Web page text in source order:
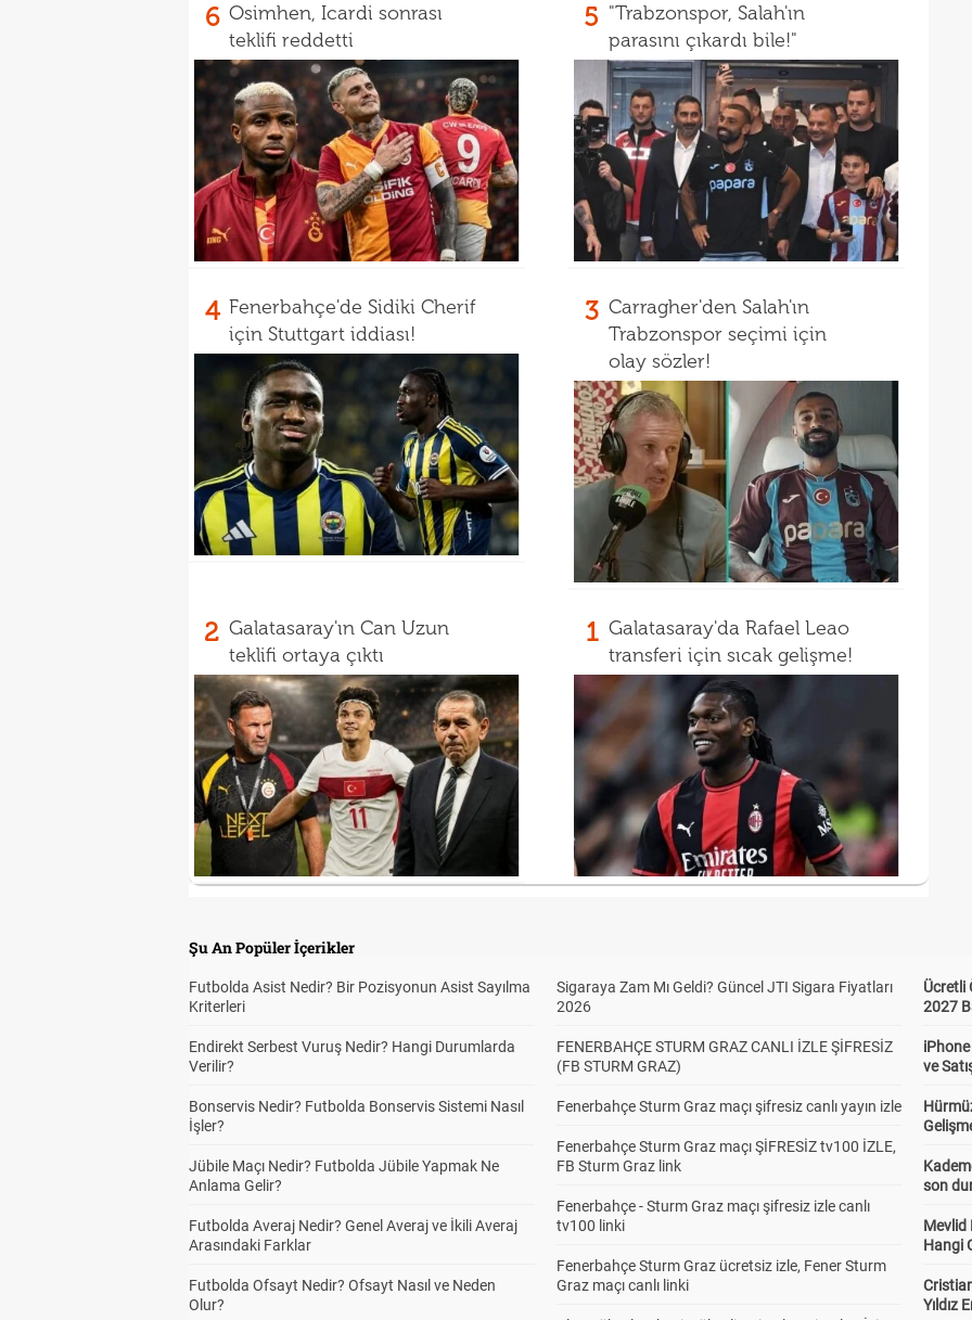
6 Osimhen, Icardi sonrası
teklifi reddetti
5 "Trabzonspor, Salah'ın
parasını çıkardı bile!"
4 Fenerbahçe'de Sidiki Cherif
için Stuttgart iddiası!
3 Carragher'den Salah'ın
Trabzonspor seçimi için
olay sözler!
2 Galatasaray'ın Can Uzun
teklifi ortaya çıktı
1 Galatasaray'da Rafael Leao
transferi için sıcak gelişme!
Şu An Popüler İçerikler
Futbolda Asist Nedir? Bir Pozisyonun Asist Sayılma
Kriterleri
Endirekt Serbest Vuruş Nedir? Hangi Durumlarda
Verilir?
Bonservis Nedir? Futbolda Bonservis Sistemi Nasıl
İşler?
Jübile Maçı Nedir? Futbolda Jübile Yapmak Ne
Anlama Gelir?
Futbolda Averaj Nedir? Genel Averaj ve İkili Averaj
Arasındaki Farklar
Futbolda Ofsayt Nedir? Ofsayt Nasıl ve Neden
Olur?
Sigaraya Zam Mı Geldi? Güncel JTI Sigara Fiyatları
2026
FENERBAHÇE STURM GRAZ CANLI İZLE ŞİFRESİZ
(FB STURM GRAZ)
Fenerbahçe Sturm Graz maçı şifresiz canlı yayın izle
Fenerbahçe Sturm Graz maçı ŞİFRESİZ tv100 İZLE,
FB Sturm Graz link
Fenerbahçe - Sturm Graz maçı şifresiz izle canlı
tv100 linki
Fenerbahçe Sturm Graz ücretsiz izle, Fener Sturm
Graz maçı canlı linki
Ücretli
2027
iPhone
ve
son
Mevlid
Hangi
Yıldız